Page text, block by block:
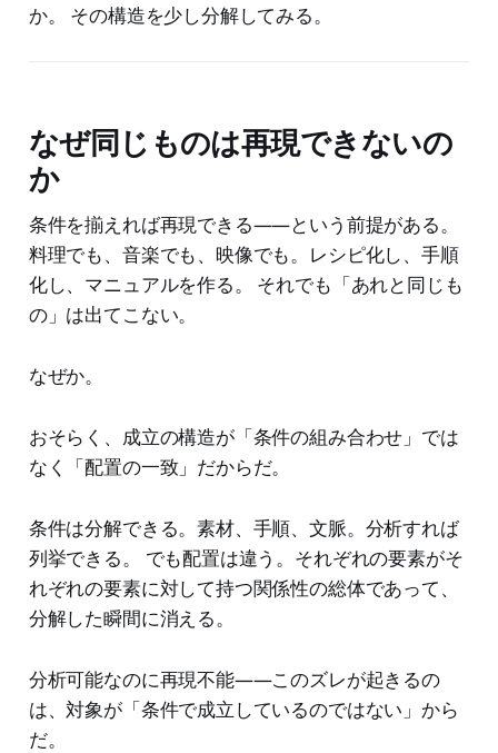
か。 その構造を少し分解してみる。
なぜ同じものは再現できないの
か
条件を揃えれば再現できる——という前提がある。
料理でも、音楽でも、映像でも。レシピ化し、手順
化し、マニュアルを作る。 それでも「あれと同じも
の」は出てこない。
なぜか。
おそらく、成立の構造が「条件の組み合わせ」では
なく「配置の一致」だからだ。
条件は分解できる。素材、手順、文脈。分析すれば
列挙できる。 でも配置は違う。それぞれの要素がそ
れぞれの要素に対して持つ関係性の総体であって、
分解した瞬間に消える。
分析可能なのに再現不能——このズレが起きるの
は、対象が「条件で成立しているのではない」から
だ。